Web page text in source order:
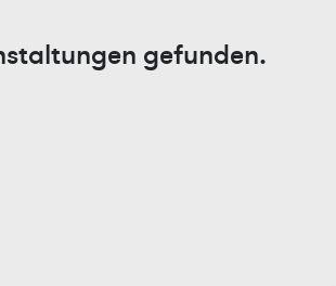
gefunden.